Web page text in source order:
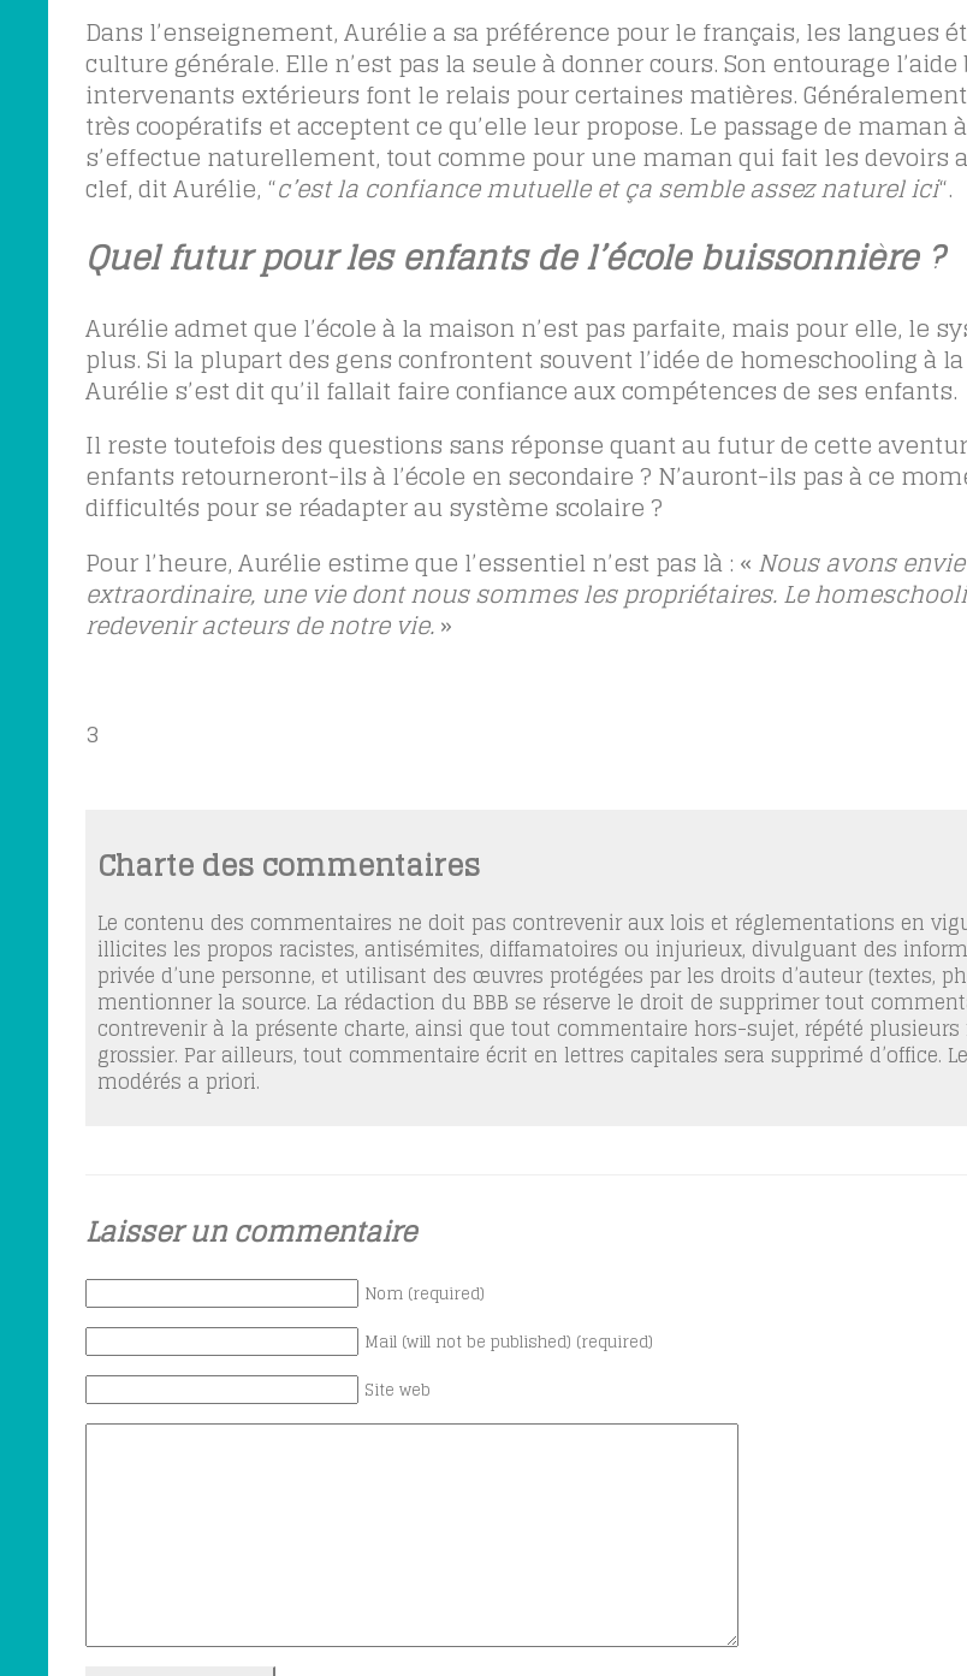
Dans l’enseignement, Aurélie a sa préférence pour le français, les langues
culture générale. Elle n’est pas la seule à donner cours. Son entourage
intervenants extérieurs font le relais pour certaines matières.
très coopératifs et acceptent ce qu’elle leur propose. Le passage de maman
s’effectue naturellement, tout comme pour une maman qui fait les devoirs
clef, dit Aurélie, “c’est la confiance mutuelle et ça semble assez naturel ici“.
Quel futur pour les enfants de l’école buissonnière ?
Aurélie admet que l’école à la maison n’est pas parfaite, mais pour elle, le
plus. Si la plupart des gens confrontent souvent l’idée de homeschooling à la
Aurélie s’est dit qu’il fallait faire confiance aux compétences de ses enfants.
Il reste toutefois des questions sans réponse quant au futur de cette
enfants retourneront-ils à l’école en secondaire ? N’auront-ils pas à ce
difficultés pour se réadapter au système scolaire ?
Pour l’heure, Aurélie estime que l’essentiel n’est pas là : « Nous avons
extraordinaire, une vie dont nous sommes les propriétaires. Le
redevenir acteurs de notre vie.»
3
Charte des commentaires
Le contenu des commentaires ne doit pas contrevenir aux lois et réglementations en
illicites les propos racistes, antisémites, diffamatoires ou injurieux, divulguant des
privée d’une personne, et utilisant des œuvres protégées par les droits d’auteur (textes,
mentionner la source. La rédaction du BBB se réserve le droit de supprimer tout
contrevenir à la présente charte, ainsi que tout commentaire hors-sujet, répété
grossier. Par ailleurs, tout commentaire écrit en lettres capitales sera supprimé d’office.
modérés a priori.
Laisser un commentaire
Nom (required)
Mail (will not be published) (required)
Site web